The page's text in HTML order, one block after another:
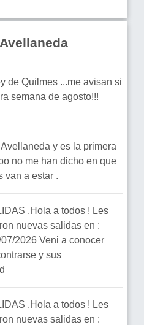
de Quilmes ...me avisan si
semana de agosto!!!
y es la primera
no me han dicho en que
van a estar .
.Hola a todos ! Les
nuevas salidas en :
2026 Veni a conocer
y sus
.Hola a todos ! Les
nuevas salidas en :